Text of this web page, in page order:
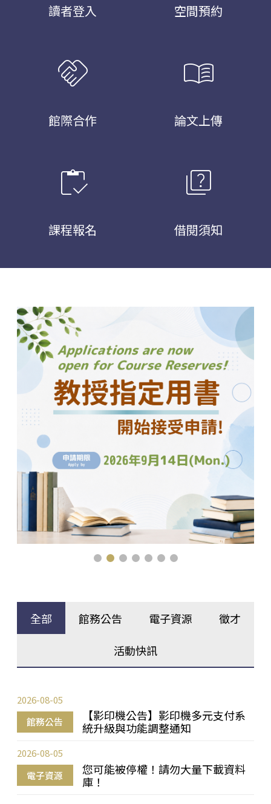
讀者登入 空間預約
handshake
館際合作
menu_book
論文上傳
inventory
課程報名
quiz
借閱須知
全部 館務公告 電子資源 徵才
活動快訊
館務公告
【影印機公告】影印機多元支付系
統升級與功能調整通知
2026-08-05
電子資源
您可能被停權！請勿大量下載資料
庫！
2026-08-05